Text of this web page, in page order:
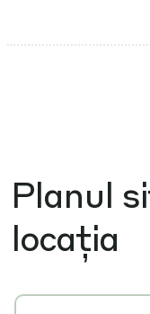
Planul
locația